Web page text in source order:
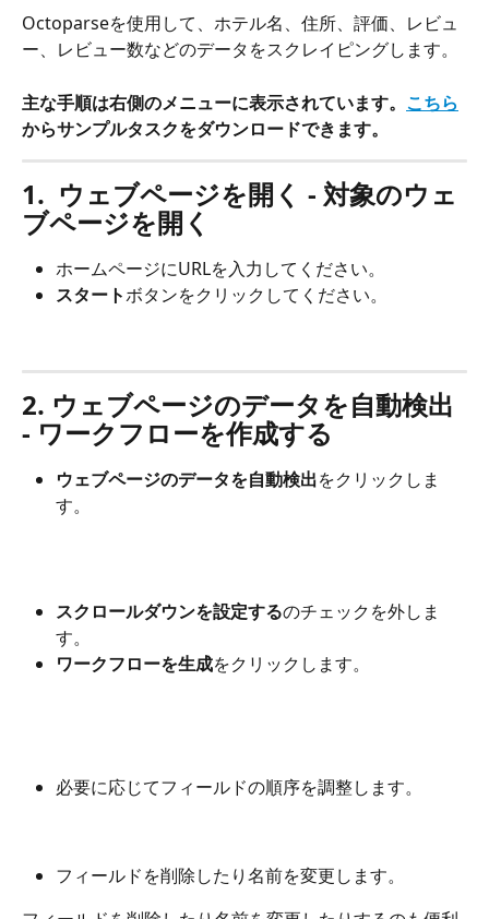
Octoparseを使用して、ホテル名、住所、評価、レビュ
ー、レビュー数などのデータをスクレイピングします。
主な手順は右側のメニューに表示されています。 こちら
からサンプルタスクをダウンロードできます。
1.  ウェブページを開く - 対象のウェ
ブページを開く
ホームページにURLを入力してください。
スタートボタンをクリックしてください。
2. ウェブページのデータを自動検出
- ワークフローを作成する
ウェブページのデータを自動検出をクリックしま
す。
スクロールダウンを設定するのチェックを外しま
す。
ワークフローを生成をクリックします。
必要に応じてフィールドの順序を調整します。
フィールドを削除したり名前を変更します。